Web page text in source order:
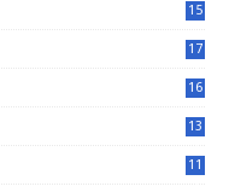
15
17
16
13
11